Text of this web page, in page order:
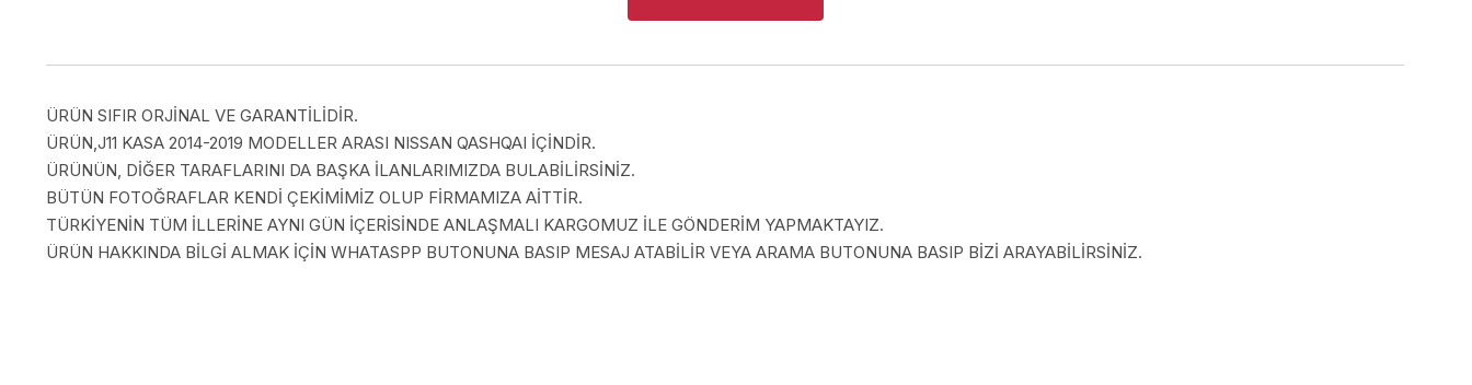
ÜRÜN SIFIR ORJİNAL VE GARANTİLİDİR.
ÜRÜN,J11 KASA 2014-2019 MODELLER ARASI NISSAN QASHQAI İÇİNDİR.
ÜRÜNÜN, DİĞER TARAFLARINI DA BAŞKA İLANLARIMIZDA BULABİLİRSİNİZ.
BÜTÜN FOTOĞRAFLAR KENDİ ÇEKİMİMİZ OLUP FİRMAMIZA AİTTİR.
TÜRKİYENİN TÜM İLLERİNE AYNI GÜN İÇERİSİNDE ANLAŞMALI KARGOMUZ İLE GÖNDERİM YAPMAKTAYIZ.
ÜRÜN HAKKINDA BİLGİ ALMAK İÇİN WHATASPP BUTONUNA BASIP MESAJ ATABİLİR VEYA ARAMA BUTONUNA BASIP BİZİ ARAYABİLİRSİNİZ.